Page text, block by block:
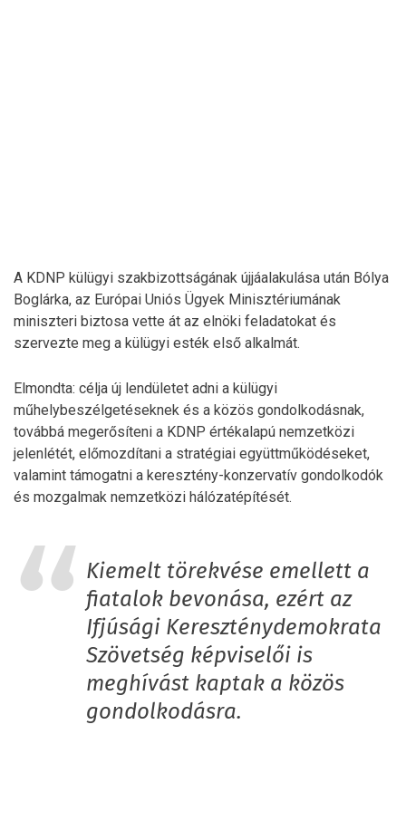
A KDNP külügyi szakbizottságának újjáalakulása után Bólya
Boglárka, az Európai Uniós Ügyek Minisztériumának
miniszteri biztosa vette át az elnöki feladatokat és
szervezte meg a külügyi esték első alkalmát.
Elmondta: célja új lendületet adni a külügyi
műhelybeszélgetéseknek és a közös gondolkodásnak,
továbbá megerősíteni a KDNP értékalapú nemzetközi
jelenlétét, előmozdítani a stratégiai együttműködéseket,
valamint támogatni a keresztény-konzervatív gondolkodók
és mozgalmak nemzetközi hálózatépítését.
Kiemelt törekvése emellett a
fiatalok bevonása, ezért az
Ifjúsági Kereszténydemokrata
Szövetség képviselői is
meghívást kaptak a közös
gondolkodásra.